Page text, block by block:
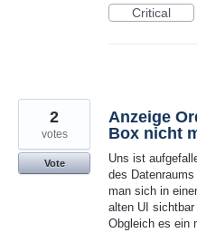
Critical
Anzeige
Box nicht
Uns ist
des
man sich in
alten UI
Obgleich es ein
2
votes
Vote